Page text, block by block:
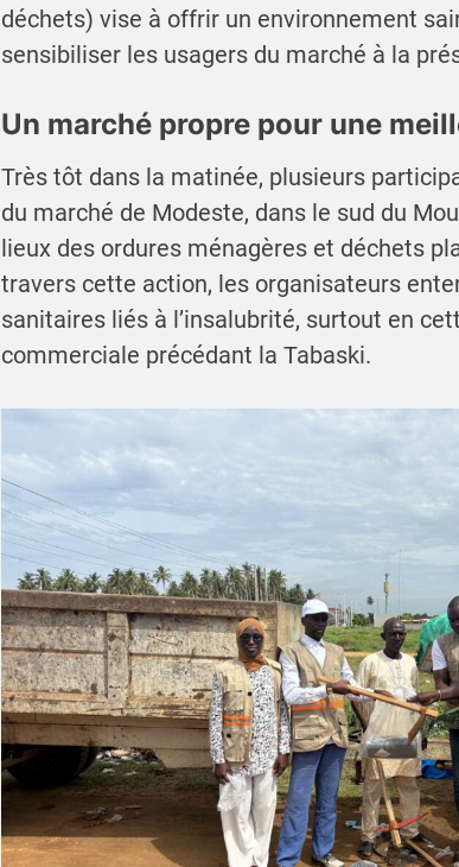
déchets) vise à offrir un environnement
sensibiliser les usagers du marché à la
Un marché propre pour une
Très tôt dans la matinée, plusieurs
du marché de Modeste, dans le sud du
lieux des ordures ménagères et déchets
travers cette action, les organisateurs
sanitaires liés à l’insalubrité, surtout en
commerciale précédant la Tabaski.